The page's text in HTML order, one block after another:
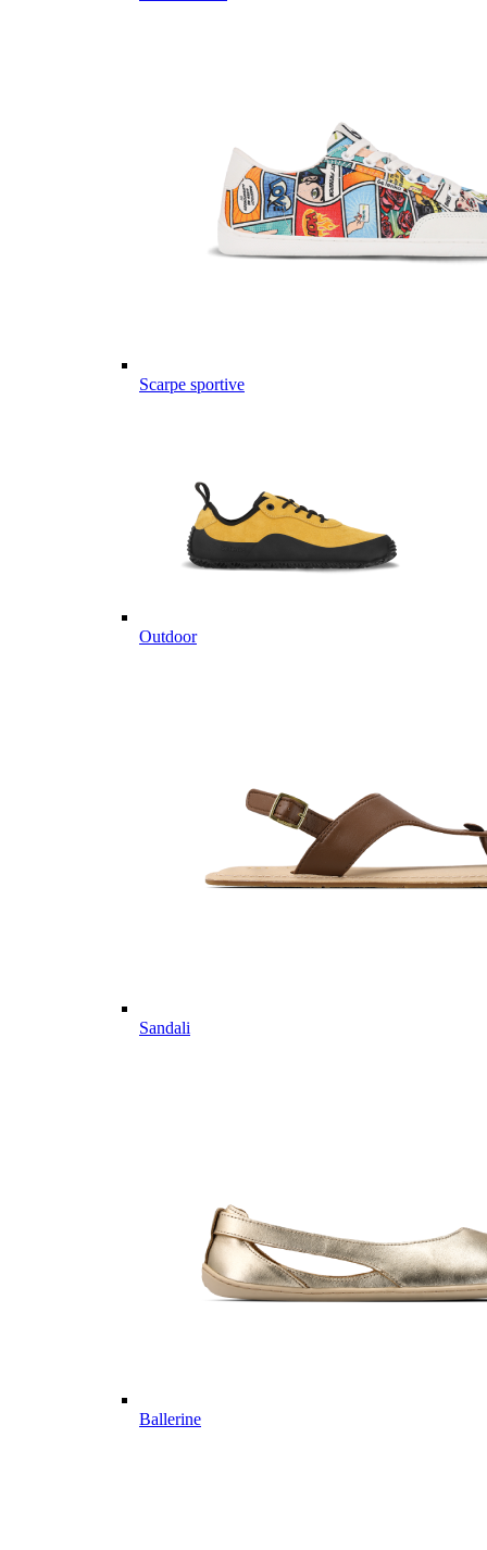
Scarpe sportive
Outdoor
Sandali
Ballerine